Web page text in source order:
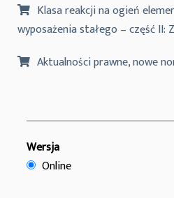
Wersja
Online
Klasa reakcji na ogień
wyposażenia stałego – część II:
Aktualności prawne, nowe